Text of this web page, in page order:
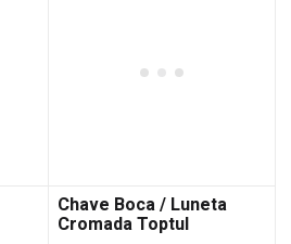
Chave Boca / Luneta
Cromada Toptul